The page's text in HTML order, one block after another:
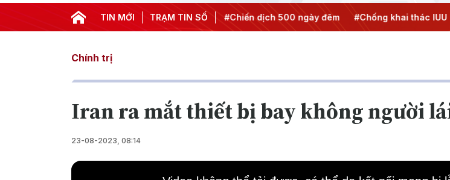
TIN MỚI TRẠM TIN SỐ
#Đưa Nghị quyết thành hành động #Chiến dịch 500 ngày đêm #Chống khai thác IUU
Chính trị
Iran ra mắt thiết bị bay không người
23-08-2023, 08:14
This